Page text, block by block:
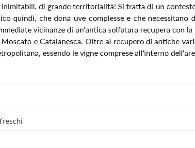
di grande territorialità! Si tratta di un
quindi, che dona uve complesse e che
vicinanze di un'antica solfatara recupera con
e Catalanesca. Oltre al recupero di antiche
essendo le vigne comprese all'interno